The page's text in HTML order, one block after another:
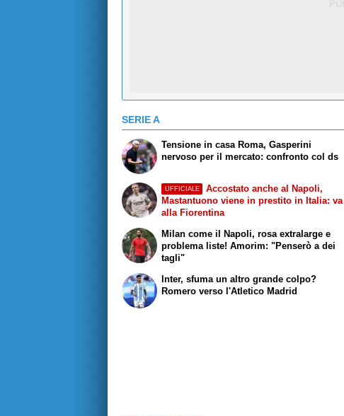
SERIE A
Tensione in casa Roma, Gasperini
nervoso per il mercato: confronto col ds
UFFICIALE
Accostato anche al Napoli,
Mastantuono viene in prestito in Italia: va
alla Fiorentina
Milan come il Napoli, rosa extralarge e
problema liste! Amorim: "Penserò a dei
tagli"
Inter, sfuma un altro grande colpo?
Romero verso l'Atletico Madrid